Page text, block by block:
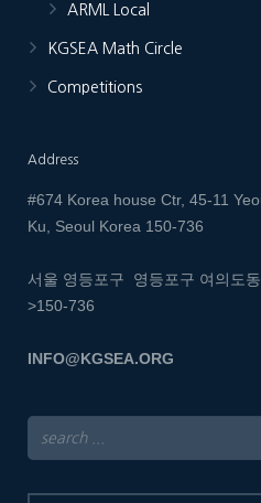
ARML Local
KGSEA Math Circle
Competitions
Address
#674 Korea house Ctr, 45-11
Ku, Seoul Korea 150-736
서울 영등포구 영등포구 여의도
>150-736
INFO@KGSEA.ORG